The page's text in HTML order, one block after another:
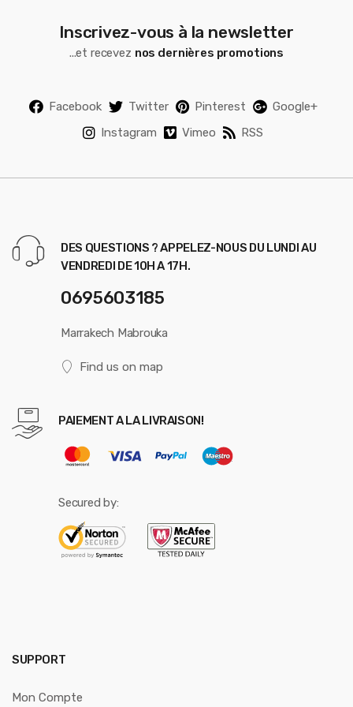
Inscrivez-vous à la newsletter
...et recevez nos dernières promotions
Facebook Twitter Pinterest
Google+
Instagram
Vimeo RSS
DES QUESTIONS ? APPELEZ-NOUS DU LUNDI AU
VENDREDI DE 10H A 17H.
0695603185
Marrakech Mabrouka
Find us on map
PAIEMENT A LA LIVRAISON!
Secured by:
SUPPORT
Mon Compte